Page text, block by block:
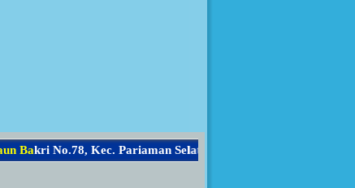
Ba kri No .78, Ke c. Pa riaman Sel atan,